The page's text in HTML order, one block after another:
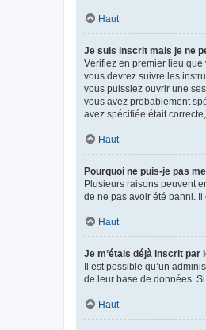
Haut
Je suis inscrit mais je ne
Vérifiez en premier lieu que
vous devrez suivre les
vous puissiez ouvrir une
vous avez probablement
avez spécifiée était
Haut
Pourquoi ne puis-je pas
Plusieurs raisons peuvent
de ne pas avoir été banni.
Haut
Je m’étais déjà inscrit par
Il est possible qu’un
de leur base de données.
Haut